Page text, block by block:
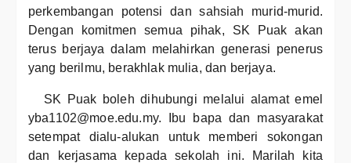
perkembangan potensi dan sahsiah murid-murid.
Dengan komitmen semua pihak, SK Puak akan
terus berjaya dalam melahirkan generasi penerus
yang berilmu, berakhlak mulia, dan berjaya.
SK Puak boleh dihubungi melalui alamat emel
yba1102@moe.edu.my. Ibu bapa dan masyarakat
setempat dialu-alukan untuk memberi sokongan
dan kerjasama kepada sekolah ini. Marilah kita